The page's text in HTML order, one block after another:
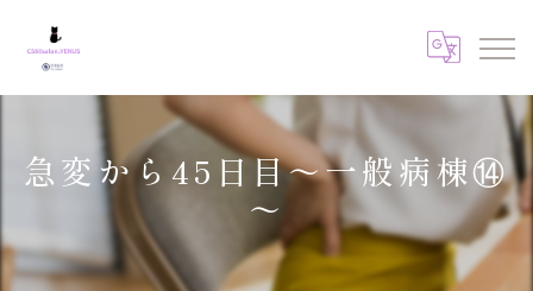
急変から45日目～一般病棟⑭
～